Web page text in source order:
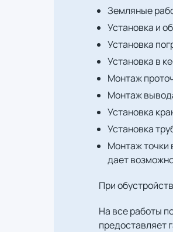
Земляные
Установка и
Установка
Установка в
Монтаж
Монтаж
Установка
Установка
Монтаж точки
дает
При
На все работы
предоставляет